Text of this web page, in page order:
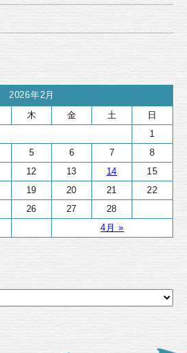
2026年2月
木 金 土 日
4月 »
1
5 6 7
8
12 13 14
15
19 20 21
22
26 27 28